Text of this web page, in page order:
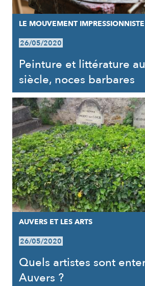
LE MOUVEMENT IMPRESSIONNISTE
26/05/2020
Peinture et littérature
siècle, noces barbares
AUVERS ET LES ARTS
26/05/2020
Quels artistes sont
Auvers ?